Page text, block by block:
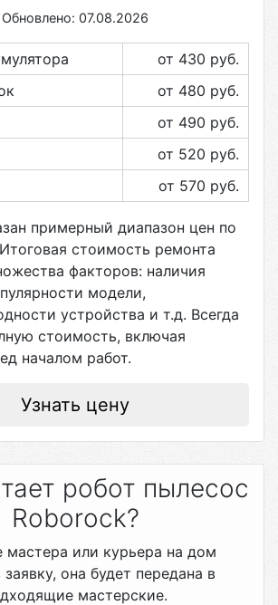
Обновлено: 07.08.2026
от 430 руб.
от 480 руб.
от 490 руб.
от 520 руб.
от 570 руб.
примерный диапазон цен по
стоимость ремонта
факторов: наличия
модели,
устройства и т.д. Всегда
стоимость, включая
началом работ.
Узнать цену
робот пылесос
Roborock?
мастера или курьера на дом
она будет передана в
мастерские.